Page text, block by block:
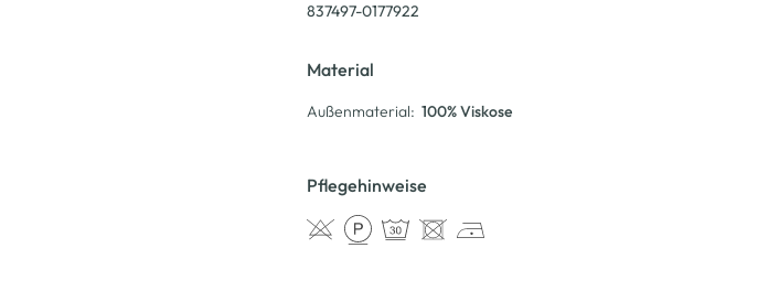
837497-0177922
Material
Außenmaterial: 100% Viskose
Pflegehinweise